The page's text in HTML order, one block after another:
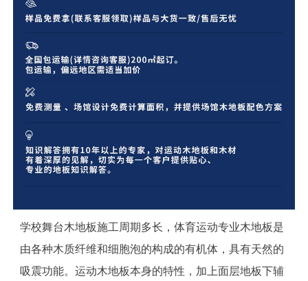
学校舞台木地板施工周期多长，体育运动专业木地板是
由各种木质纤维和细胞泡的构成的有机体，具有天然的
吸震功能。运动木地板本身的特性，加上面层地板下辅